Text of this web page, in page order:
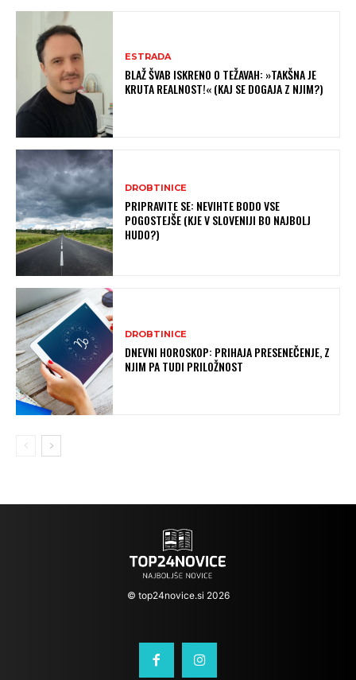
ESTRADA
BLAŽ ŠVAB ISKRENO O TEŽAVAH: »TAKŠNA JE
KRUTA REALNOST!« (KAJ SE DOGAJA Z NJIM?)
DROBTINICE
PRIPRAVITE SE: NEVIHTE BODO VSE
POGOSTEJŠE (KJE V SLOVENIJI BO NAJBOLJ
HUDO?)
DROBTINICE
DNEVNI HOROSKOP: PRIHAJA PRESENEČENJE, Z
NJIM PA TUDI PRILOŽNOST
© top24novice.si 2026